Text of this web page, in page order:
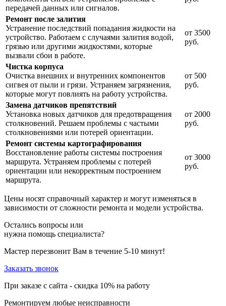
передачей данных или сигналов.
Ремонт после залития
Устранение последствий попадания жидкости на
устройство. Работаем с случаями залития водой,
грязью или другими жидкостями, которые
вызвали сбои в работе.
от 3500
руб.
Чистка корпуса
Очистка внешних и внутренних компонентов
сигвея от пыли и грязи. Устраняем загрязнения,
которые могут повлиять на работу устройства.
от 500
руб.
Замена датчиков препятствий
Установка новых датчиков для предотвращения
столкновений. Решаем проблемы с частыми
столкновениями или потерей ориентации.
от 2000
руб.
Ремонт системы картографирования
Восстановление работы системы построения
маршрута. Устраняем проблемы с потерей
ориентации или некорректным построением
маршрута.
от 3000
руб.
Цены носят справочный характер и могут изменяться в
зависимости от сложности ремонта и модели устройства.
Остались вопросы или
нужна помощь специалиста?
Мастер перезвонит Вам в течение 5-10 минут!
Заказать звонок
При заказе с сайта - скидка 10% на работу
Ремонтируем любые неисправности